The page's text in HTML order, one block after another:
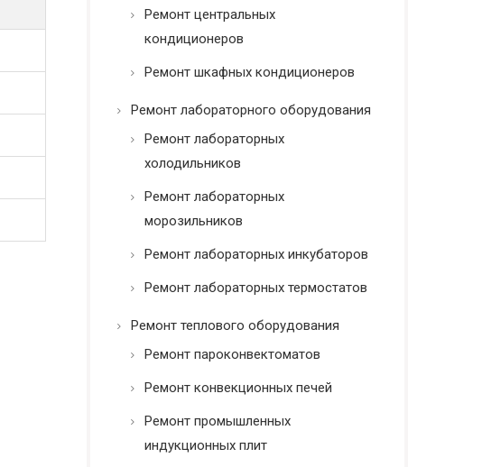
Ремонт центральных
кондиционеров
Ремонт шкафных кондиционеров
Ремонт лабораторного оборудования
Ремонт лабораторных
холодильников
Ремонт лабораторных
морозильников
Ремонт лабораторных инкубаторов
Ремонт лабораторных термостатов
Ремонт теплового оборудования
Ремонт пароконвектоматов
Ремонт конвекционных печей
Ремонт промышленных
индукционных плит